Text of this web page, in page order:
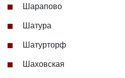
Шарапово
Шатура
Шатурторф
Шаховская